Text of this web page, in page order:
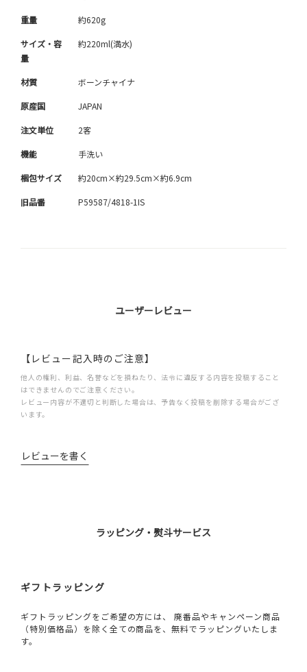
重量 約620g
サイズ・容
量
約220ml(満水)
材質 ボーンチャイナ
原産国 JAPAN
注文単位 2客
機能 手洗い
梱包サイズ 約20cm×約29.5cm×約6.9cm
旧品番 P59587/4818-1IS
ユーザーレビュー
【レビュー記入時のご注意】
他人の権利、利益、名誉などを損ねたり、法令に違反する内容を投稿すること
はできませんのでご注意ください。
レビュー内容が不適切と判断した場合は、予告なく投稿を削除する場合がござ
います。
レビューを書く
ラッピング・熨斗サービス
ギフトラッピング
ギフトラッピングをご希望の方には、 廃番品やキャンペーン商品
（特別価格品）を除く全ての商品を、無料でラッピングいたしま
す。